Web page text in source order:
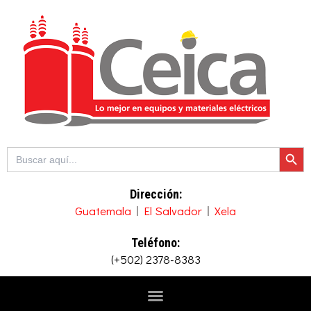
contenido
Buscar: Botón de
Dirección:
Guatemala El Salvador Xela
Teléfono:
(+502) 2378-8383